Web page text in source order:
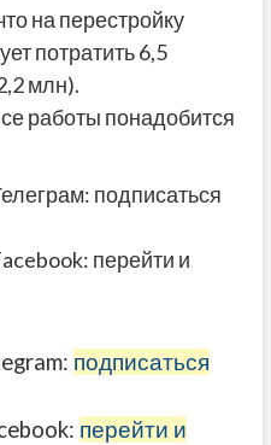
на перестройку
потратить 6,5
млн).
работы понадобится
подписаться
перейти и
подписаться
перейти и